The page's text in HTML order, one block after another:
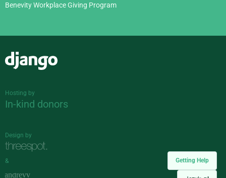
Getting Help
Benevity Workplace Giving Program
Hosting by
In-kind donors
Design by
&